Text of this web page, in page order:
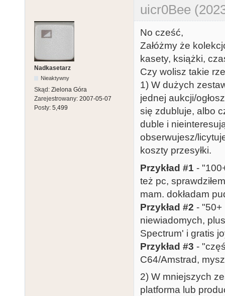
uicr0Bee
Nadkasetarz
Nieaktywny
Skąd: Zielona Góra
Zarejestrowany: 2007-05-07
Posty: 5,499
No cześć,
Załóżmy że
kasety, książki,
Czy wolisz takie
1) W dużych
jednej aukcji/
się zdubluje, albo
duble i
obserwujesz/
koszty przesyłki.
Przykład #1 -
też pc,
mam. dokładam
Przykład #2 - "50+
niewiadomych,
Spectrum' i gratis
Przykład #3 -
C64/Amstrad,
2) W mniejszych
platforma lub